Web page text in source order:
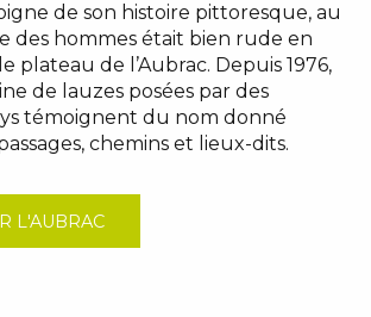
de son histoire pittoresque, au
des hommes était bien rude en
plateau de l’Aubrac. Depuis 1976,
de lauzes posées par des
témoignent du nom donné
chemins et lieux-dits.
L'AUBRAC